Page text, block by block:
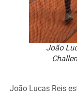
João
João Lucas Reis